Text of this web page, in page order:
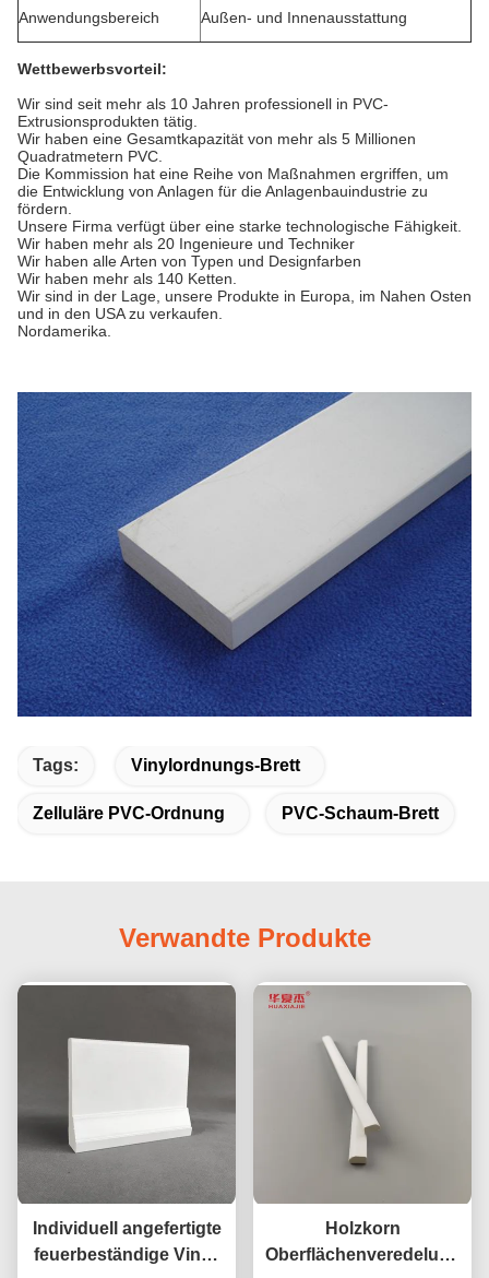
Anwendungsbereich Außen- und Innenausstattung
Wettbewerbsvorteil:
Wir sind seit mehr als 10 Jahren professionell in PVC-
Extrusionsprodukten tätig.
Wir haben eine Gesamtkapazität von mehr als 5 Millionen
Quadratmetern PVC.
Die Kommission hat eine Reihe von Maßnahmen ergriffen, um
die Entwicklung von Anlagen für die Anlagenbauindustrie zu
fördern.
Unsere Firma verfügt über eine starke technologische Fähigkeit.
Wir haben mehr als 20 Ingenieure und Techniker
Wir haben alle Arten von Typen und Designfarben
Wir haben mehr als 140 Ketten.
Wir sind in der Lage, unsere Produkte in Europa, im Nahen Osten
und in den USA zu verkaufen.
Nordamerika.
Tags: Vinylordnungs-Brett
Zelluläre PVC-Ordnung PVC-Schaum-Brett
Verwandte Produkte
Individuell angefertigte
feuerbeständige Vinyl-
Holzkorn
Oberflächenveredelung